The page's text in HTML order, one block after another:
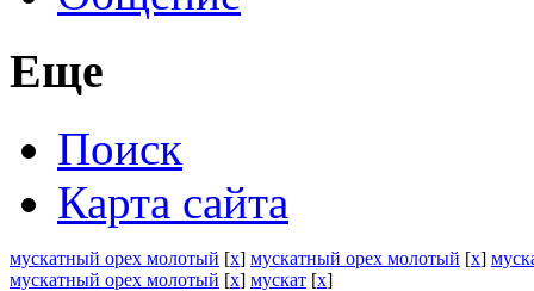
Еще
Поиск
Карта сайта
мускатный орех молотый [x] мускатный орех молотый [x]
мускатный орех молотый [x] мускат [x]